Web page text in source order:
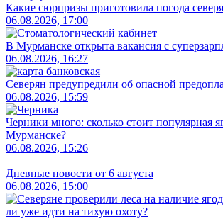
Какие сюрпризы приготовила погода
06.08.2026, 17:00
В Мурманске открыта вакансия с
06.08.2026, 16:27
Северян предупредили об опасной
06.08.2026, 15:59
Черники много: сколько стоит популярная
Мурманске?
06.08.2026, 15:26
Дневные новости от 6 августа
06.08.2026, 15:00